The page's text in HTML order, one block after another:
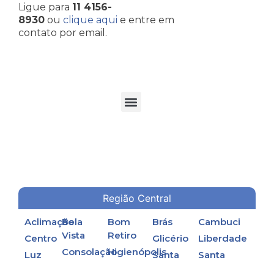
Ligue para 11 4156-
8930 ou clique aqui e entre em
contato por email.
Região Central
Aclimação
Centro
Luz
Bela
Vista
Consolação
Bom
Retiro
Higienópolis
Brás
Glicério
Santa
Cambuci
Liberdade
Santa